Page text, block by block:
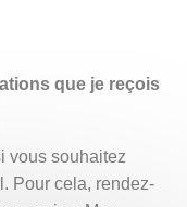
que je reçois
vous souhaitez
Pour cela, rendez-